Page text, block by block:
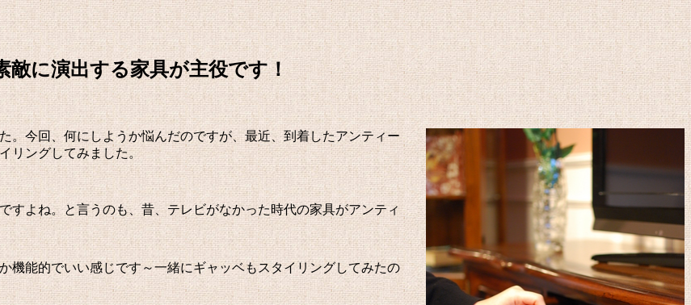
に演出する家具が主役です！
。今回、何にしようか悩んだのですが、最近、到着したアンティー
リングしてみました。
よね。と言うのも、昔、テレビがなかった時代の家具がアンティ
機能的でいい感じです～一緒にギャッベもスタイリングしてみたの